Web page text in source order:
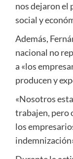
nos dejaron el
social y
Además,
nacional no
a «los
producen y
«Nosotros
trabajen, pero
los